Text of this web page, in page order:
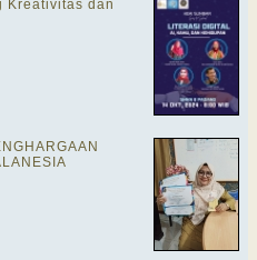
Kreativitas dan